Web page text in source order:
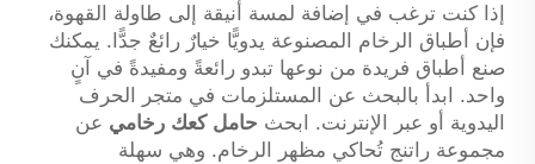
إذا كنت ترغب في إضافة لمسة أنيقة إلى طاولة القهوة،
فإن أطباق الرخام المصنوعة يدويًّا خيارٌ رائعٌ جدًّا. يمكنك
صنع أطباق فريدة من نوعها تبدو رائعةً ومفيدةً في آنٍ
واحد. ابدأ بالبحث عن المستلزمات في متجر الحرف
اليدوية أو عبر الإنترنت. ابحث حامل كعك رخامي عن
مجموعة راتنج تُحاكي مظهر الرخام. وهي سهلة